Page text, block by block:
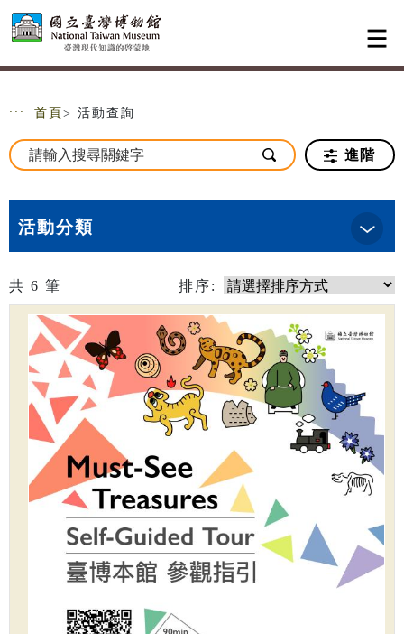
跳到主要內容
網站導覽
::: 首頁 > 活動查詢
進階
活動分類
共 6 筆 排序: